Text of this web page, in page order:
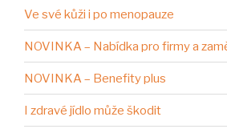
Ve své kůži i po menopauze
NOVINKA – Nabídka pro firmy a
NOVINKA – Benefity plus
I zdravé jídlo může škodit